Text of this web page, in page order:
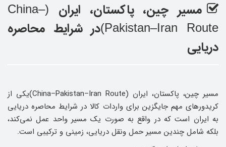
مسیر چین، پاکستان، ایران
(China–
Pakistan–Iran Route) در شرایط محاصره
دریایی
مسیر چین، پاکستان، ایران (China–Pakistan–Iran Route)یکی از
کریدورهای مهم جایگزین برای واردات کالا در شرایط محاصره دریایی
به ایران است که در واقع به‌ صورت یک مسیر واحد عمل نمی‌کند،
بلکه شامل چندین مسیر حمل‌ ونقل دریایی، زمینی و ترکیبی است.